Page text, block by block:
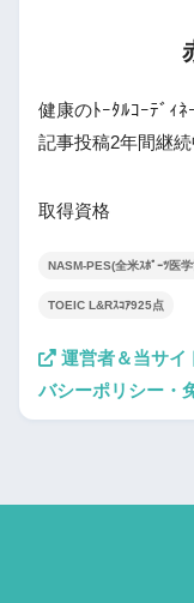
健康のﾄｰﾀﾙｺｰﾃﾞｨ
記事投稿2年間継続
取得資格
NASM-PES(全米ｽﾎﾟｰﾂ医
TOEIC L&Rｽｺｱ925点
運営者＆当サイ
バシーポリシー・